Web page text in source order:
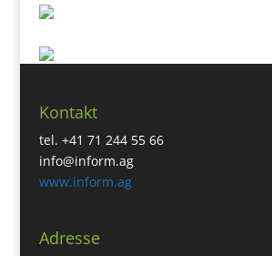
Kontakt
tel. +41 71 244 55 66
info@inform.ag
www.inform.ag
Adresse